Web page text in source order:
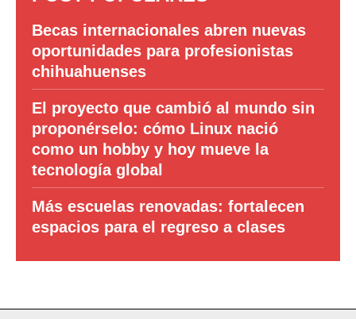
Becas internacionales abren nuevas
oportunidades para profesionistas
chihuahuenses
El proyecto que cambió al mundo sin
proponérselo: cómo Linux nació
como un hobby y hoy mueve la
tecnología global
Más escuelas renovadas: fortalecen
espacios para el regreso a clases